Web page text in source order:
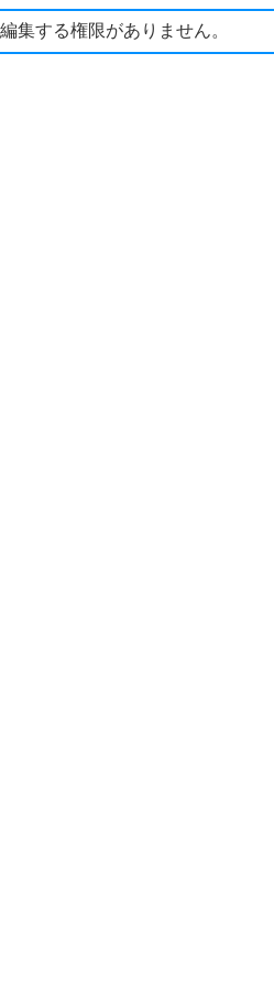
編集する権限がありません。